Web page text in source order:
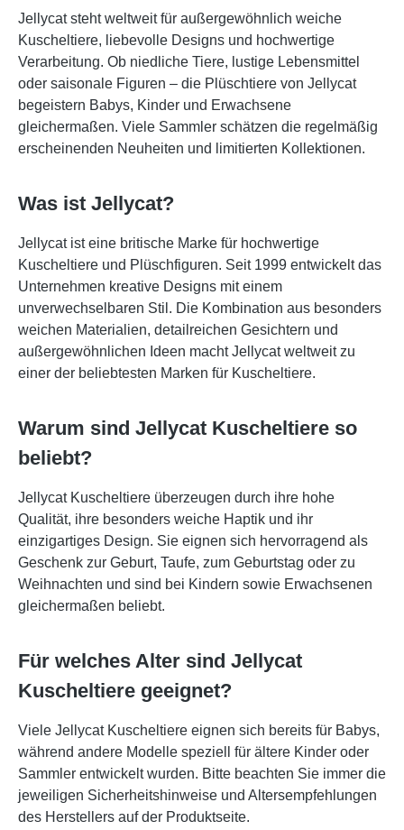
Jellycat steht weltweit für außergewöhnlich weiche
Kuscheltiere, liebevolle Designs und hochwertige
Verarbeitung. Ob niedliche Tiere, lustige Lebensmittel
oder saisonale Figuren – die Plüschtiere von Jellycat
begeistern Babys, Kinder und Erwachsene
gleichermaßen. Viele Sammler schätzen die regelmäßig
erscheinenden Neuheiten und limitierten Kollektionen.
Was ist Jellycat?
Jellycat ist eine britische Marke für hochwertige
Kuscheltiere und Plüschfiguren. Seit 1999 entwickelt das
Unternehmen kreative Designs mit einem
unverwechselbaren Stil. Die Kombination aus besonders
weichen Materialien, detailreichen Gesichtern und
außergewöhnlichen Ideen macht Jellycat weltweit zu
einer der beliebtesten Marken für Kuscheltiere.
Warum sind Jellycat Kuscheltiere so
beliebt?
Jellycat Kuscheltiere überzeugen durch ihre hohe
Qualität, ihre besonders weiche Haptik und ihr
einzigartiges Design. Sie eignen sich hervorragend als
Geschenk zur Geburt, Taufe, zum Geburtstag oder zu
Weihnachten und sind bei Kindern sowie Erwachsenen
gleichermaßen beliebt.
Für welches Alter sind Jellycat
Kuscheltiere geeignet?
Viele Jellycat Kuscheltiere eignen sich bereits für Babys,
während andere Modelle speziell für ältere Kinder oder
Sammler entwickelt wurden. Bitte beachten Sie immer die
jeweiligen Sicherheitshinweise und Altersempfehlungen
des Herstellers auf der Produktseite.